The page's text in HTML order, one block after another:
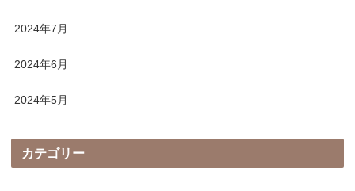
2024年7月
2024年6月
2024年5月
カテゴリー